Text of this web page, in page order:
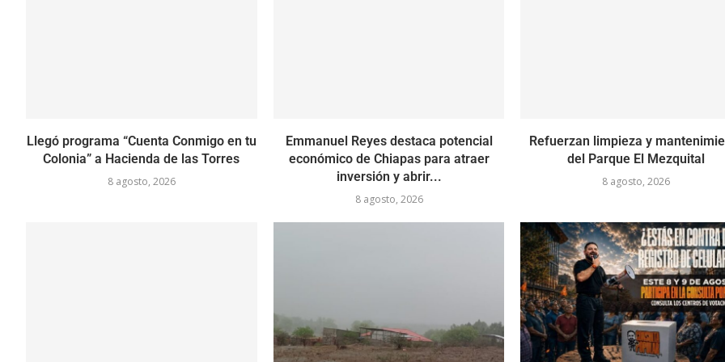
Llegó programa “Cuenta Conmigo en tu
Colonia” a Hacienda de las Torres
8 agosto, 2026
Emmanuel Reyes destaca potencial
económico de Chiapas para atraer
inversión y abrir...
8 agosto, 2026
Refuerzan limpieza y
del Parque El Mezquital
8 agosto, 2026